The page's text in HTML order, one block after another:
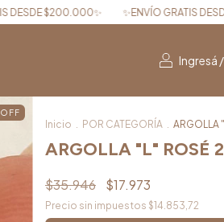
✨ENVÍO GRATIS DESDE $200.000✨
Ingresá /
OFF
Inicio . POR CATEGORÍA . ARGOLLA
ARGOLLA "L" ROSÉ
$35.946 $17.973
Precio sin impuestos $14.853,72